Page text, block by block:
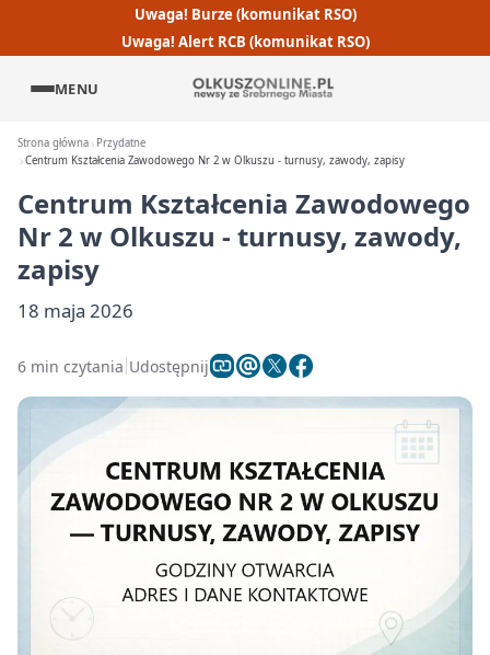
Uwaga! Burze (komunikat RSO)
Uwaga! Alert RCB (komunikat RSO)
MENU
Strona główna
Przydatne
Centrum Kształcenia Zawodowego Nr 2 w Olkuszu - turnusy, zawody, zapisy
Centrum Kształcenia Zawodowego
Nr 2 w Olkuszu - turnusy, zawody,
zapisy
18 maja 2026
6 min czytania Udostępnij